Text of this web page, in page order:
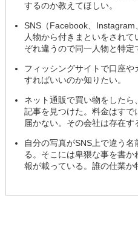
するのか教えてほしい。
SNS（Facebook、Instagram
人物から付きまといをされ
ぞれ違うので同一人物と特定
フィッシングサイトで口座や
すればいいのか知りたい。
ネット通販で買い物をしたら
記事を見つけた。料金はすで
届かない。その会社は存在す
自分の写真がSNS上で違う
る。そこには卑猥な事を書
報が載っている。誰の仕業か